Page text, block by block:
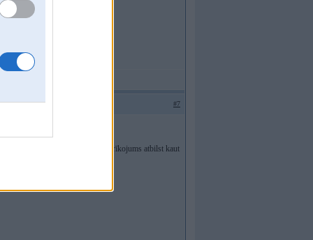
#7
samaksu ja multimēdijas aprīkojums atbilst kaut